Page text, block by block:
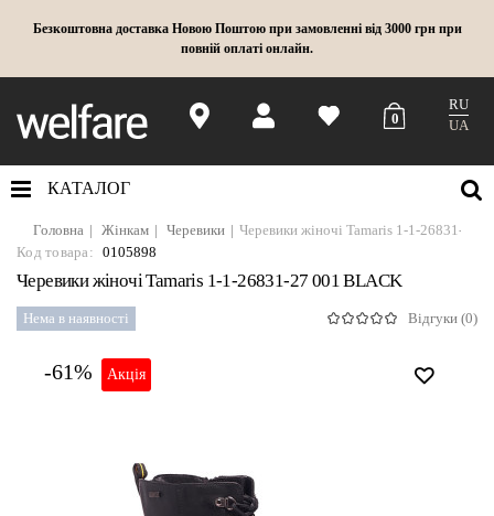
Безкоштовна доставка Новою Поштою при замовленні від 3000 грн при
повній оплаті онлайн.
0
RU
UA
КАТАЛОГ
Головна Жінкам Черевики
Черевики жіночі Tamaris 1-1-26831-27
Код товара: 0105898
Черевики жіночі Tamaris 1-1-26831-27 001 BLACK
Нема в наявності Відгуки (0)
-61% Акція